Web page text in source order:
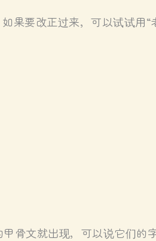
果要改正过来，可以试试用“
骨文就出现，可以说它们的